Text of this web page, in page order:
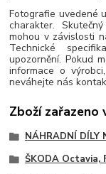
Fotografie uvedené
charakter.
mohou v závislosti
Technické
upozornění. Pokud
informace o
neváhejte nás
Zboží zařazeno
NÁHRADNÍ DÍLY
ŠKODA Octavia,